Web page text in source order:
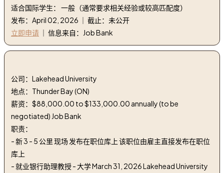
适合国际学生： 一般（通常要求相关经验或较高匹配度）
发布：April 02, 2026 ｜ 截止：未公开
立即申请 ｜ 信息来自：Job Bank
公司：Lakehead University
地点：Thunder Bay (ON)
薪资：$88,000.00 to $133,000.00 annually (to be
negotiated) Job Bank
职责：
- 新 3 - 5 公里 现场 发布在职位库上 该职位由雇主直接发布在职位
库上
- 就业银行助理教授 - 大学 March 31, 2026 Lakehead University